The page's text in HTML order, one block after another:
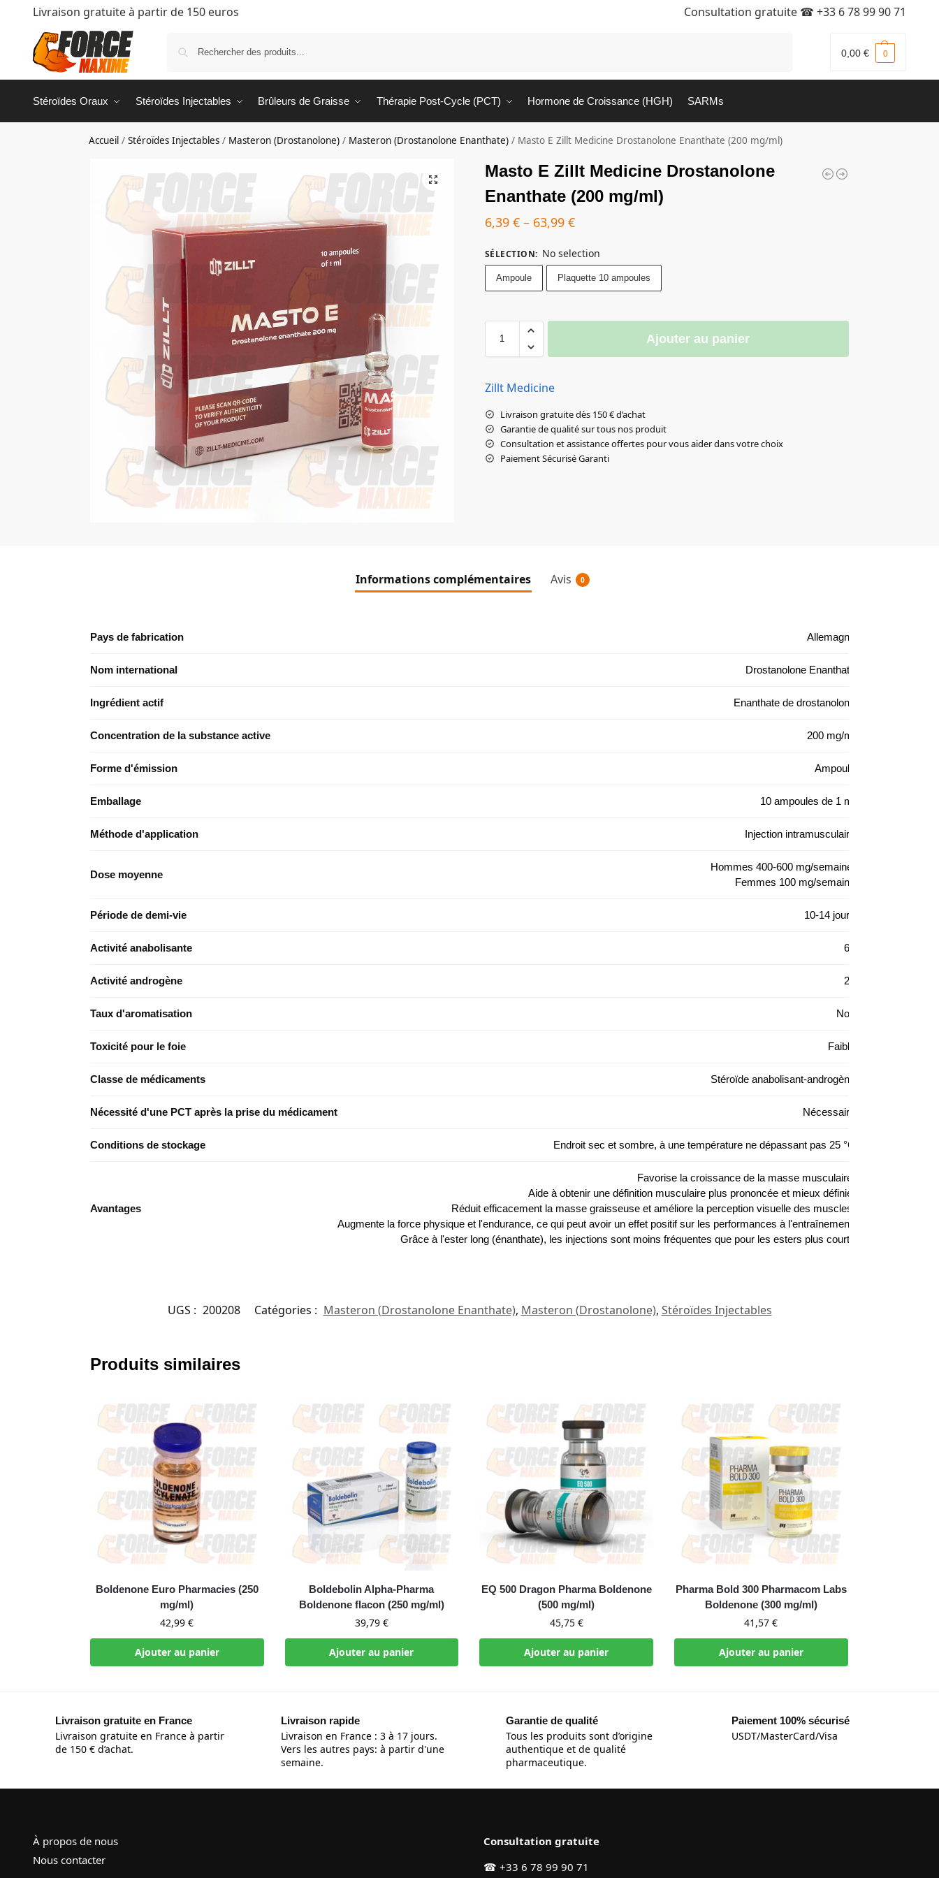
Livraison gratuite à partir de 150 euros Consultation gratuite ☎ +33 6 78 99 90 71
0,00 € 0
Stéroïdes Oraux Stéroïdes Injectables Brûleurs de Graisse Thérapie Post-Cycle (PCT) Hormone de Croissance (HGH) SARMs
Accueil /Stéroïdes Injectables / Masteron (Drostanolone) / Masteron (Drostanolone Enanthate) / Masto E Zillt Medicine Drostanolone Enanthate (200 mg/ml)
Masto E Zillt Medicine Drostanolone
Enanthate (200 mg/ml)
6,39 €– 63,99 €
SÉLECTION: No selection
Ampoule Plaquette 10 ampoules
Ajouter au panier
Zillt Medicine
Livraison gratuite dès 150 € d’achat
Garantie de qualité sur tous nos produit
Consultation et assistance offertes pour vous aider dans votre choix
Paiement Sécurisé Garanti
Informations complémentaires Avis 0
Pays de fabrication Allemagne
Nom international Drostanolone Enanthate
Ingrédient actif Enanthate de drostanolone
Concentration de la substance active 200 mg/ml
Forme d'émission Ampoule
Emballage 10 ampoules de 1 ml
Méthode d'application Injection intramusculaire
Dose moyenne
Hommes 400-600 mg/semaine;
Femmes 100 mg/semaine
Période de demi-vie 10-14 jours
Activité anabolisante 62
Activité androgène 25
Taux d'aromatisation Non
Toxicité pour le foie Faible
Classe de médicaments Stéroïde anabolisant-androgène
Nécessité d'une PCT après la prise du médicament Nécessaire
Conditions de stockage Endroit sec et sombre, à une température ne dépassant pas 25 °C
Avantages
Favorise la croissance de la masse musculaire;
Aide à obtenir une définition musculaire plus prononcée et mieux définie;
Réduit efficacement la masse graisseuse et améliore la perception visuelle des muscles;
Augmente la force physique et l'endurance, ce qui peut avoir un effet positif sur les performances à l'entraînement;
Grâce à l'ester long (énanthate), les injections sont moins fréquentes que pour les esters plus courts
UGS : 200208 Catégories : Masteron (Drostanolone Enanthate), Masteron (Drostanolone), Stéroïdes Injectables
Produits similaires
Boldenone Euro Pharmacies (250
mg/ml)
42,99€
Ajouter au panier
Boldebolin Alpha-Pharma
Boldenone flacon (250 mg/ml)
39,79 €
Ajouter au panier
EQ 500 Dragon Pharma Boldenone
(500 mg/ml)
45,75 €
Ajouter au panier
Pharma Bold 300 Pharmacom Labs
Boldenone (300 mg/ml)
41,57€
Ajouter au panier
Livraison gratuite en France
Livraison gratuite en France à partir
de 150 € d’achat.
Livraison rapide
Livraison en France : 3 à 17 jours.
Vers les autres pays: à partir d'une
semaine.
Garantie de qualité
Tous les produits sont d’origine
authentique et de qualité
pharmaceutique.
Paiement 100% sécurisé
USDT/MasterCard/Visa
À propos de nous
Nous contacter
Consultation gratuite
☎ +33 6 78 99 90 71